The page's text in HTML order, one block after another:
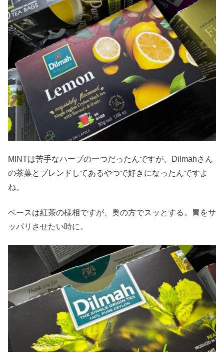
MINTは苦手なハーブの一つだったんですが、Dilmahさん
の茶葉とブレンドしてあるやつで好きになったんですよ
ね。
ベースは紅茶の様相ですが、奥の方でスッとする。胃をサ
ッパリさせたい時に。